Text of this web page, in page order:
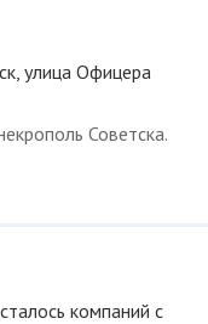
улица Офицера
Советска.
компаний с